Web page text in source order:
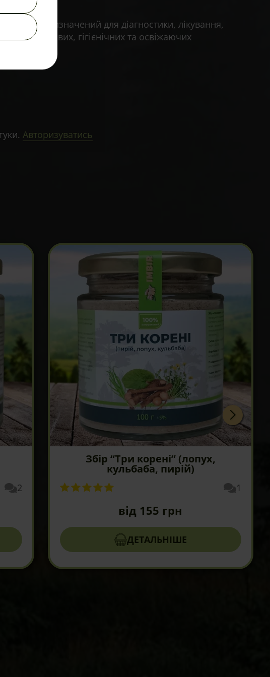
не призначений для діагностики, лікування,
доглядових, гігієнічних та освіжаючих
Авторизуватись
2
Збір “Три корені” (лопух,
кульбаба, пирій)
1
від 155 грн
ДЕТАЛЬНІШЕ
Цей